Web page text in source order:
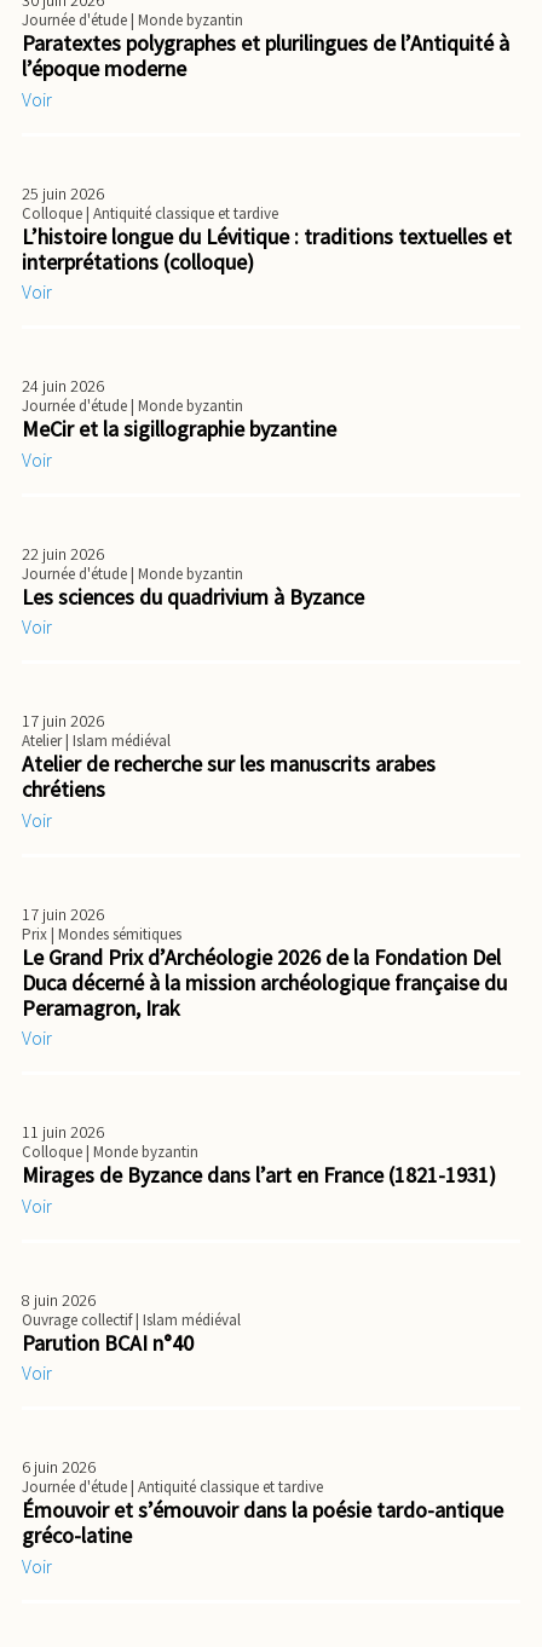
Journée d'étude| Monde byzantin
Paratextes polygraphes et plurilingues de l’Antiquité à
l’époque moderne
Voir
25 juin 2026
Colloque| Antiquité classique et tardive
L’histoire longue du Lévitique : traditions textuelles et
interprétations (colloque)
Voir
24 juin 2026
Journée d'étude| Monde byzantin
MeCir et la sigillographie byzantine
Voir
22 juin 2026
Journée d'étude| Monde byzantin
Les sciences du quadrivium à Byzance
Voir
17 juin 2026
Atelier| Islam médiéval
Atelier de recherche sur les manuscrits arabes
chrétiens
Voir
17 juin 2026
Prix| Mondes sémitiques
Le Grand Prix d’Archéologie 2026 de la Fondation Del
Duca décerné à la mission archéologique française du
Peramagron, Irak
Voir
11 juin 2026
Colloque| Monde byzantin
Mirages de Byzance dans l’art en France (1821-1931)
Voir
8 juin 2026
Ouvrage collectif| Islam médiéval
Parution BCAI n°40
Voir
6 juin 2026
Journée d'étude| Antiquité classique et tardive
Émouvoir et s’émouvoir dans la poésie tardo-antique
gréco-latine
Voir